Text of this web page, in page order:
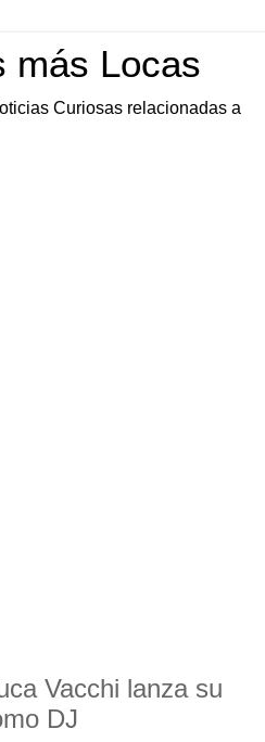
más Locas
Curiosas relacionadas a
Vacchi lanza su
DJ